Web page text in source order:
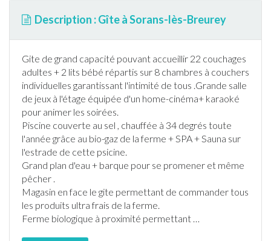
Description : Gîte à Sorans-lès-Breurey
Gite de grand capacité pouvant accueillir 22 couchages
adultes + 2 lits bébé répartis sur 8 chambres à couchers
individuelles garantissant l'intimité de tous .Grande salle
de jeux à l'étage équipée d'un home-cinéma+ karaoké
pour animer les soirées.
Piscine couverte au sel , chauffée à 34 degrés toute
l'année grâce au bio-gaz de la ferme + SPA + Sauna sur
l'estrade de cette psicine.
Grand plan d'eau + barque pour se promener et même
pêcher .
Magasin en face le gite permettant de commander tous
les produits ultra frais de la ferme.
Ferme biologique à proximité permettant …